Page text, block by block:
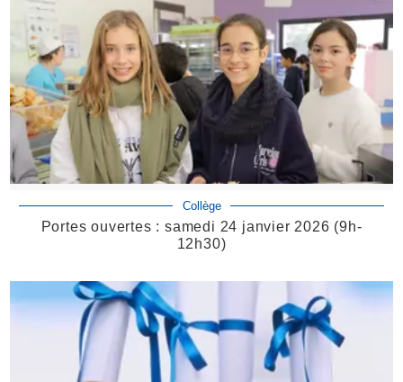
Collège
Portes ouvertes : samedi 24 janvier 2026 (9h-
12h30)